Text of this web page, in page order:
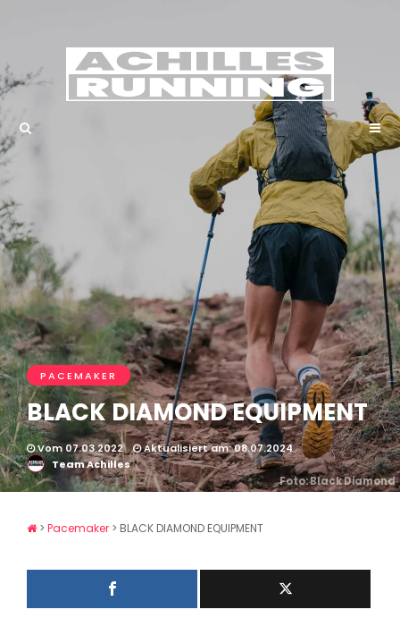
PACEMAKER
BLACK DIAMOND EQUIPMENT
Vom 07.03.2022
Aktualisiert am: 08.07.2024
Team Achilles
Foto: Black Diamond
> Pacemaker > BLACK DIAMOND EQUIPMENT